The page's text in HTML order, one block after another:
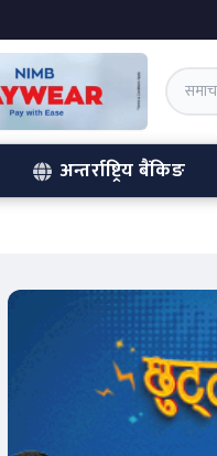
अन्तर्राष्ट्रिय बैंकिङ